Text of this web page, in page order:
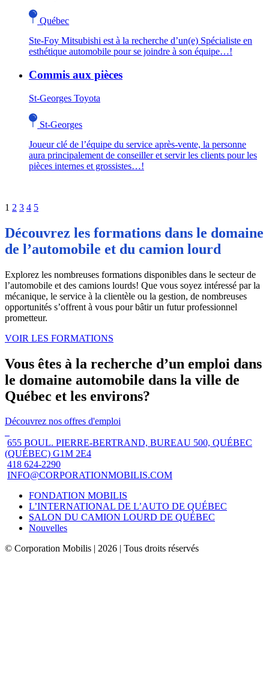
Québec
Ste-Foy Mitsubishi est à la recherche d’un(e) Spécialiste en
esthétique automobile pour se joindre à son équipe…!
Commis aux pièces
St-Georges Toyota
St-Georges
Joueur clé de l’équipe du service après-vente, la personne
aura principalement de conseiller et servir les clients pour les
pièces internes et grossistes…!
1 2 3 4 5
Découvrez les formations dans le domaine
de l’automobile et du camion lourd
Explorez les nombreuses formations disponibles dans le secteur de
l’automobile et des camions lourds! Que vous soyez intéressé par la
mécanique, le service à la clientèle ou la gestion, de nombreuses
opportunités s’offrent à vous pour bâtir un futur professionnel
prometteur.
VOIR LES FORMATIONS
Vous êtes à la recherche d’un emploi dans
le domaine automobile dans la ville de
Québec et les environs?
Découvrez nos offres d'emploi
655 BOUL. PIERRE-BERTRAND, BUREAU 500, QUÉBEC
(QUÉBEC) G1M 2E4
418 624-2290
INFO@CORPORATIONMOBILIS.COM
FONDATION MOBILIS
L’INTERNATIONAL DE L’AUTO DE QUÉBEC
SALON DU CAMION LOURD DE QUÉBEC
Nouvelles
© Corporation Mobilis | 2026 | Tous droits réservés